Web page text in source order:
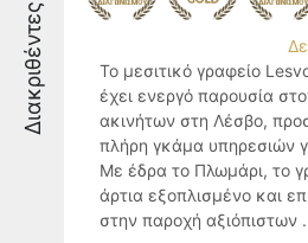
Διακριθέντες
Το μεσιτικό γραφείο
έχει ενεργό παρουσία
ακινήτων στη Λέσβο,
πλήρη γκάμα υπηρεσιών
Με έδρα το Πλωμάρι, το
άρτια εξοπλισμένο και
στην παροχή αξιόπιστων